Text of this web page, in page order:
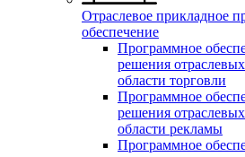
Отраслевое прикладное
обеспечение
Программное
решения отраслевых
области торговли
Программное
решения отраслевых
области рекламы
Программное